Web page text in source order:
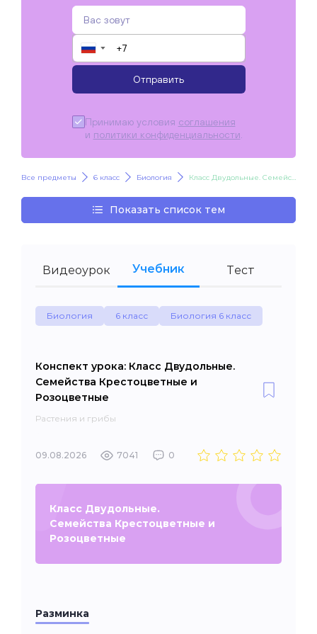
▼
Отправить
Принимаю условия соглашения
и политики конфиденциальности
Все предметы 6 класс Биология Класс Двудольные. Семейства Крестоцветные и Розоцветные
Показать список тем
Видеоурок Учебник Тест
Биология 6 класс Биология 6 класс
Конспект урока: Класс Двудольные.
Семейства Крестоцветные и
Розоцветные
Растения и грибы
09.08.2026 7041 0
Класс Двудольные.
Семейства Крестоцветные и
Розоцветные
Разминка